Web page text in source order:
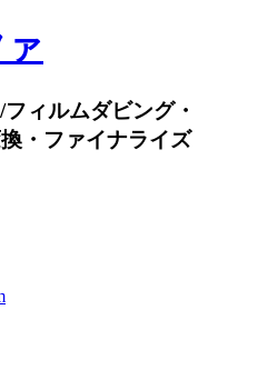
/フィルムダビング・
・ファイナライズ